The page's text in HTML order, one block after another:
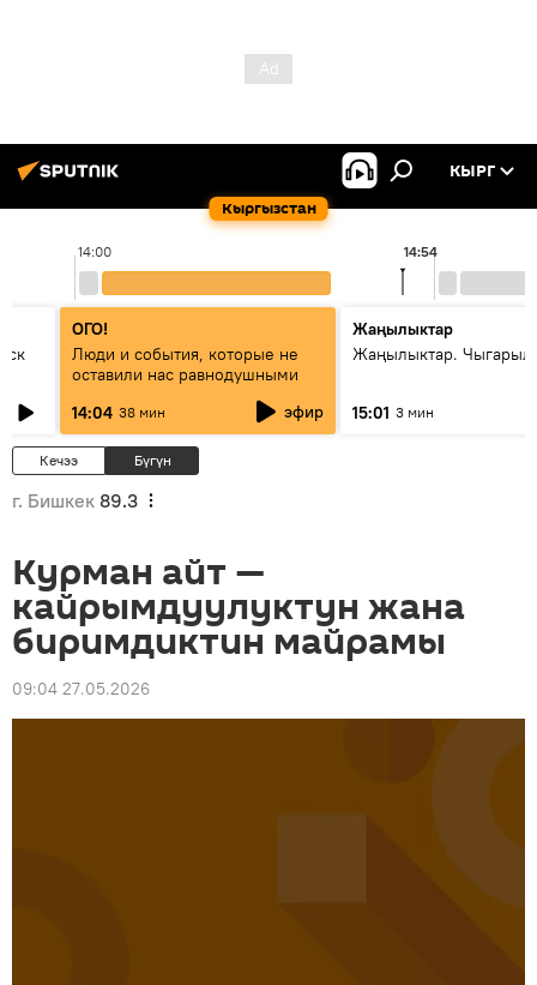
Кыргызстан
КЫРГ
14:00 14:54
ОГО!
Люди и события, которые не
оставили нас равнодушными
14:04 38 мин эфир
Жаңылыктар
Жаңылыктар.
15:01 3 мин
Кечээ Бүгүн
г. Бишкек 89.3
Курман айт —
кайрымдуулуктун жана
биримдиктин майрамы
09:04 27.05.2026